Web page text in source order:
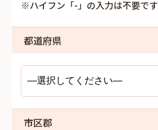
※ハイフン「-」の入力は不要です
都道府県
市区郡